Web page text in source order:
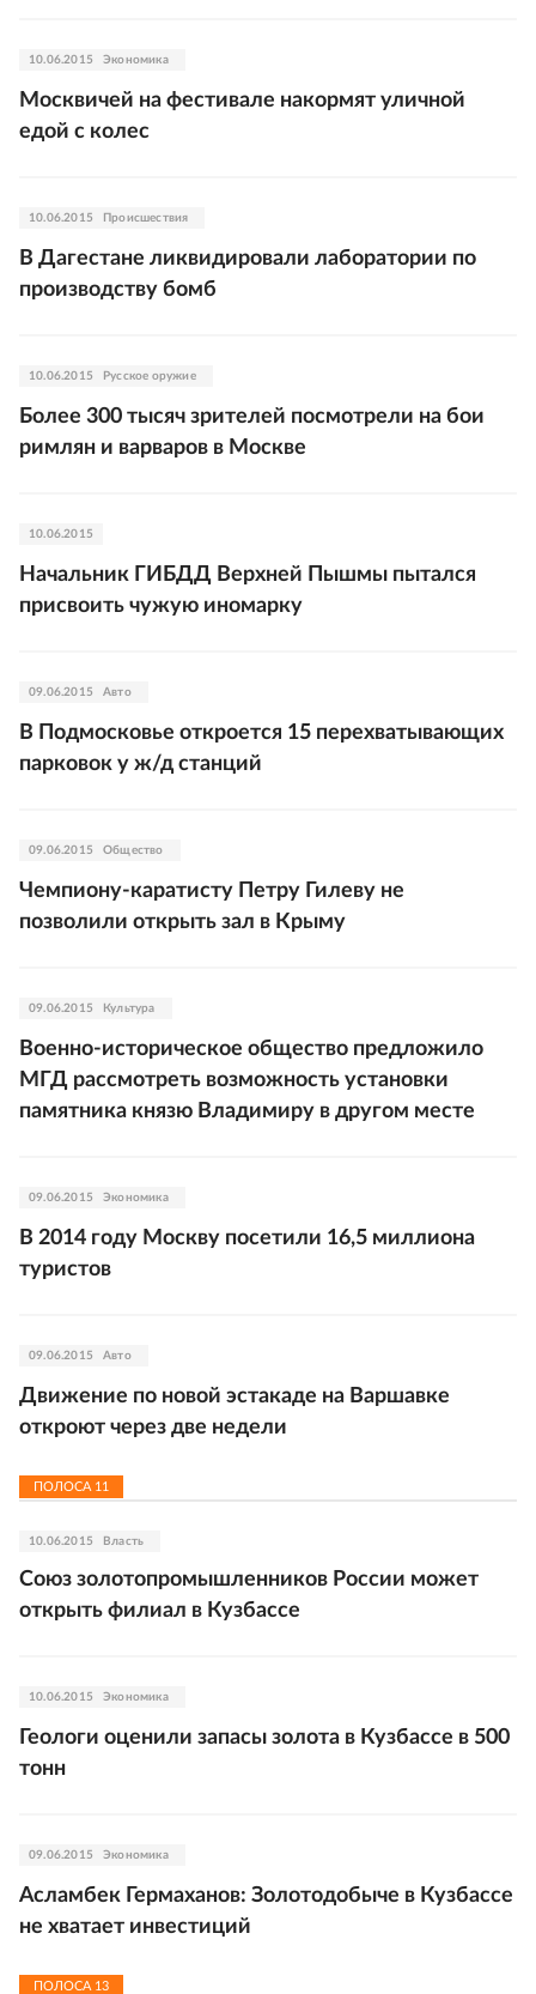
10.06.2015 Экономика
Москвичей на фестивале накормят уличной
едой с колес
10.06.2015 Происшествия
В Дагестане ликвидировали лаборатории по
производству бомб
10.06.2015 Русское оружие
Более 300 тысяч зрителей посмотрели на бои
римлян и варваров в Москве
10.06.2015
Начальник ГИБДД Верхней Пышмы пытался
присвоить чужую иномарку
09.06.2015 Авто
В Подмосковье откроется 15 перехватывающих
парковок у ж/д станций
09.06.2015 Общество
Чемпиону-каратисту Петру Гилеву не
позволили открыть зал в Крыму
09.06.2015 Культура
Военно-историческое общество предложило
МГД рассмотреть возможность установки
памятника князю Владимиру в другом месте
09.06.2015 Экономика
В 2014 году Москву посетили 16,5 миллиона
туристов
09.06.2015 Авто
Движение по новой эстакаде на Варшавке
откроют через две недели
ПОЛОСА 11
10.06.2015 Власть
Союз золотопромышленников России может
открыть филиал в Кузбассе
10.06.2015 Экономика
Геологи оценили запасы золота в Кузбассе в 500
тонн
09.06.2015 Экономика
Асламбек Гермаханов: Золотодобыче в Кузбассе
не хватает инвестиций
ПОЛОСА 13